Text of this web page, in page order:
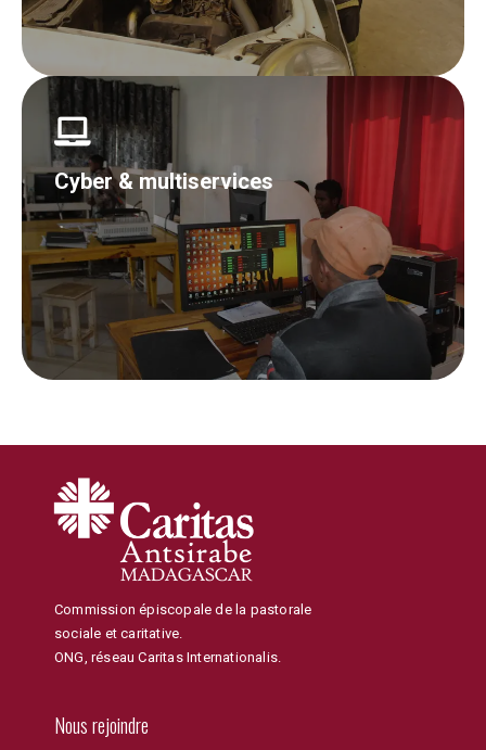
Cyber & multiservices
Commission épiscopale de la pastorale
sociale et caritative.
ONG, réseau Caritas Internationalis.
Nous rejoindre